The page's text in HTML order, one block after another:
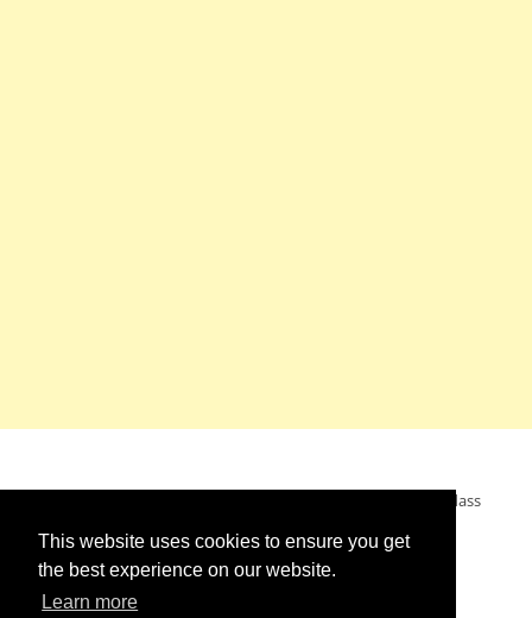
This website uses cookies to ensure you get
the best experience on our website.
Learn more
Mein Wunsch: dass alle Menschen ohne Krieg leben dürfen, dass
alle Menschen den Krieg verurteilen und sich von den
Kriegstreibern abwenden. Das wünsche ich mir.